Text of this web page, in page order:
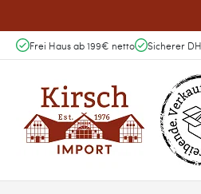
Frei Haus ab 199€ netto Sicherer